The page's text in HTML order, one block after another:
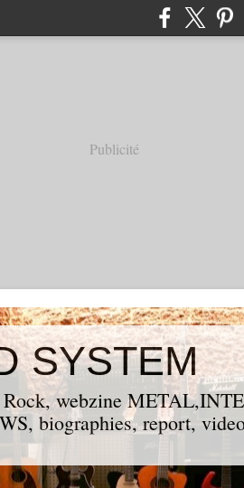
Publicité
SYSTEM
webzine
biographies, report,